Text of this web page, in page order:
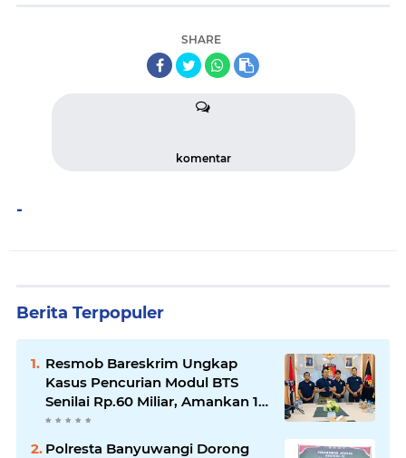
SHARE
komentar
-
Berita Terpopuler
Resmob Bareskrim Ungkap
Kasus Pencurian Modul BTS
Senilai Rp.60 Miliar, Amankan 12
Tersangka
Polresta Banyuwangi Dorong